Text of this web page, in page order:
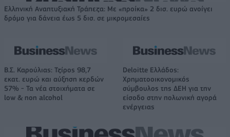
Ελληνική Αναπτυξιακή Τράπεζα: Με «προίκα» 2 δισ. ευρώ ανοίγει
δρόμο για δάνεια έως 5 δισ. σε μικρομεσαίες
Β.Σ. Καρούλιας: Τζίρος 98,7
εκατ. ευρώ και αύξηση κερδών
57% - Τα νέα στοιχήματα σε
low & non alcohol
Deloitte Ελλάδος:
Χρηματοοικονομικός
σύμβουλος της ΔΕΗ για την
είσοδο στην πολωνική αγορά
ενέργειας